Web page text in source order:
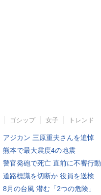
ゴシップ 女子 トレンド
アジカン 三原重夫さんを追悼
熊本で最大震度4の地震
警官発砲で死亡 直前に不審行動
道路標識を切断か 役員を送検
8月の台風 潜む「2つの危険」